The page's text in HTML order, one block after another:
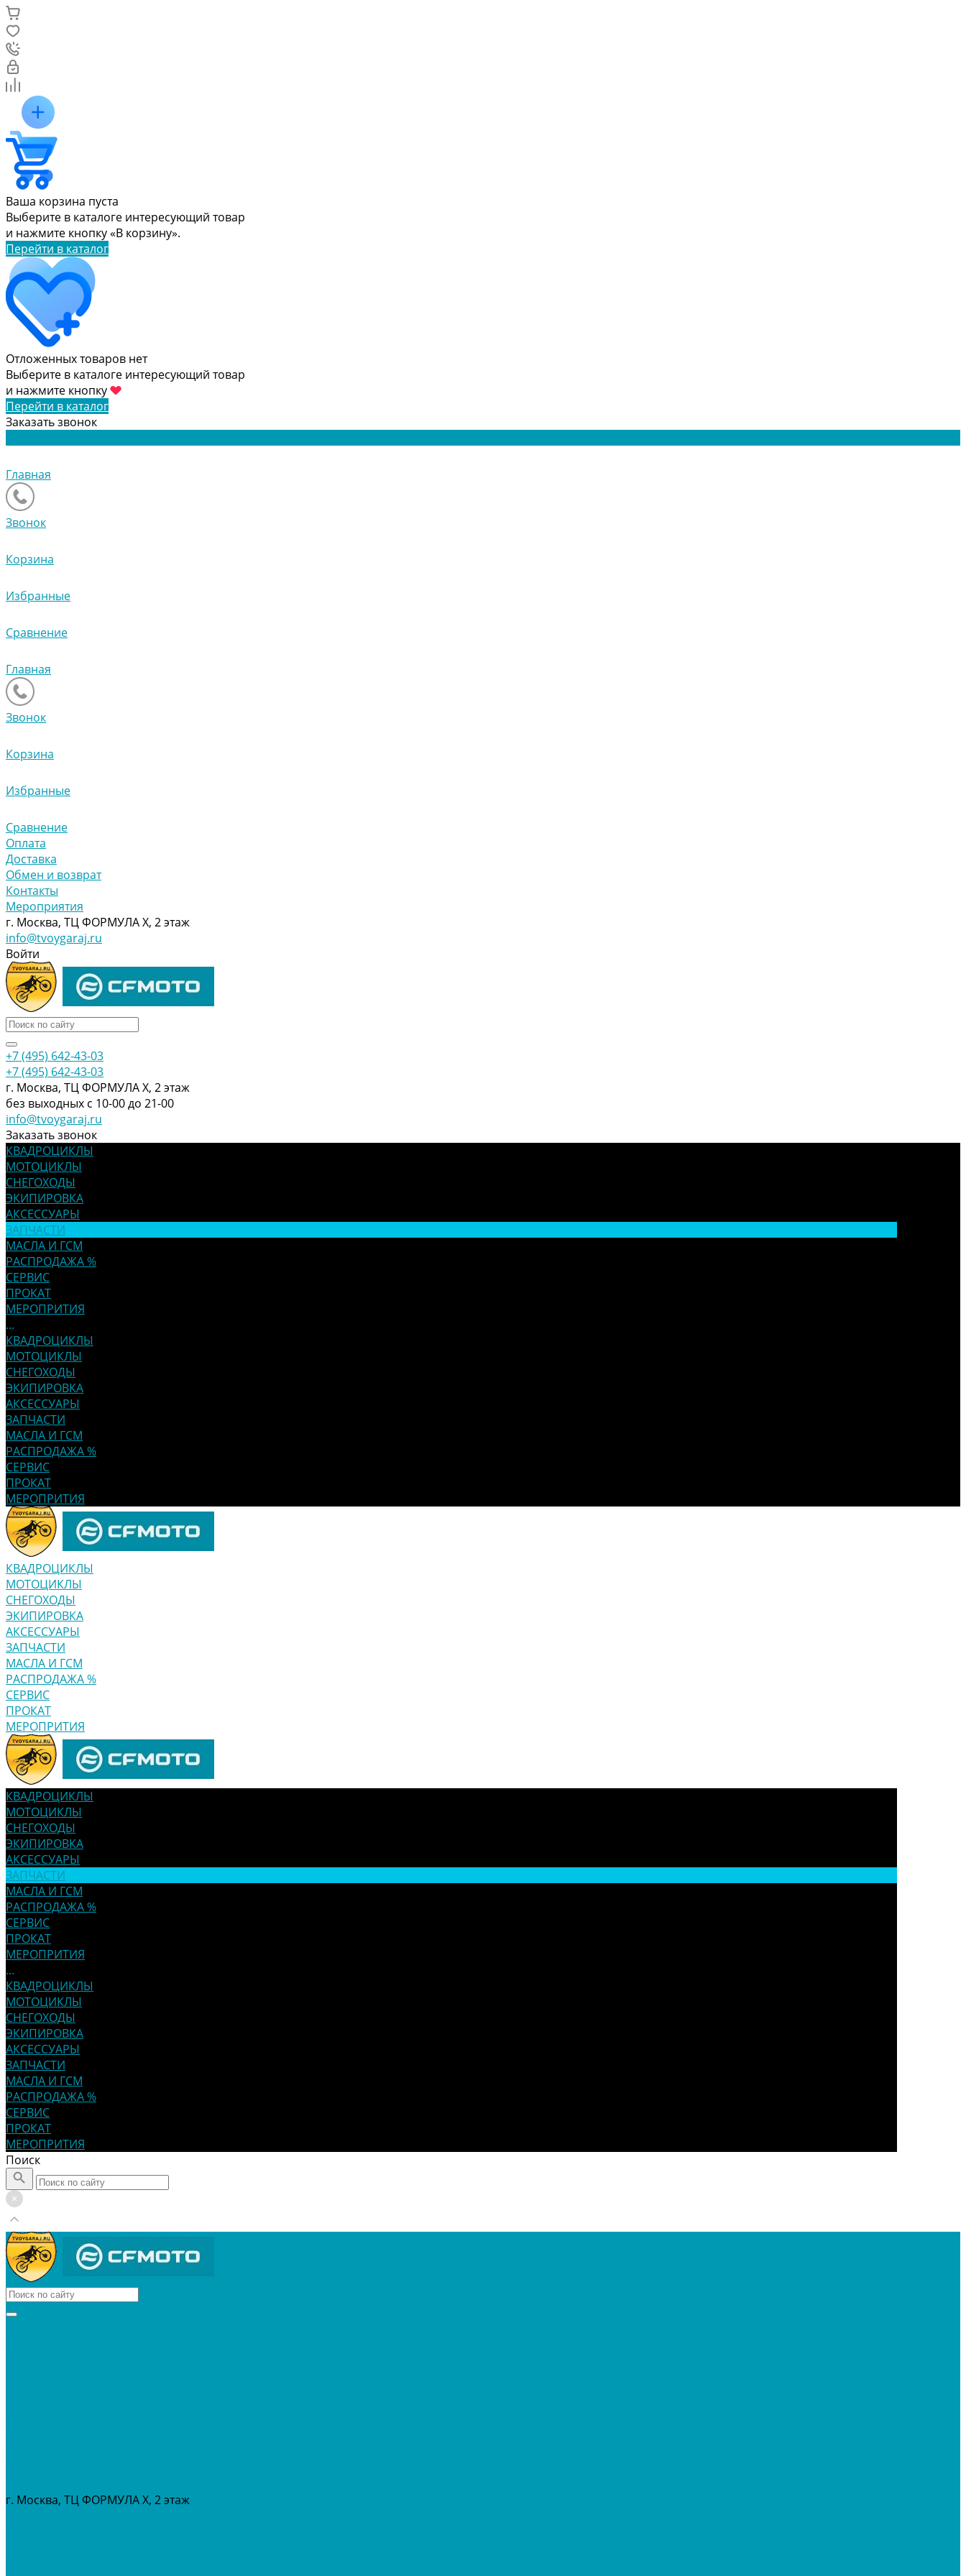
Ваша корзина пуста
Выберите в каталоге интересующий товар
и нажмите кнопку «В корзину».
Перейти в каталог
Отложенных товаров нет
Выберите в каталоге интересующий товар
и нажмите кнопку
Перейти в каталог
Заказать звонок
Главная
Звонок
Корзина
Избранные
Сравнение
Главная
Звонок
Корзина
Избранные
Сравнение
Оплата
Доставка
Обмен и возврат
Контакты
Мероприятия
г. Москва, ТЦ ФОРМУЛА Х, 2 этаж
info@tvoygaraj.ru
Войти
+7 (495) 642-43-03
+7 (495) 642-43-03
г. Москва, ТЦ ФОРМУЛА Х, 2 этаж
без выходных с 10-00 до 21-00
info@tvoygaraj.ru
Заказать звонок
КВАДРОЦИКЛЫ
МОТОЦИКЛЫ
СНЕГОХОДЫ
ЭКИПИРОВКА
АКСЕССУАРЫ
ЗАПЧАСТИ
МАСЛА И ГСМ
РАСПРОДАЖА %
СЕРВИС
ПРОКАТ
МЕРОПРИТИЯ
...
КВАДРОЦИКЛЫ
МОТОЦИКЛЫ
СНЕГОХОДЫ
ЭКИПИРОВКА
АКСЕССУАРЫ
ЗАПЧАСТИ
МАСЛА И ГСМ
РАСПРОДАЖА %
СЕРВИС
ПРОКАТ
МЕРОПРИТИЯ
КВАДРОЦИКЛЫ
МОТОЦИКЛЫ
СНЕГОХОДЫ
ЭКИПИРОВКА
АКСЕССУАРЫ
ЗАПЧАСТИ
МАСЛА И ГСМ
РАСПРОДАЖА %
СЕРВИС
ПРОКАТ
МЕРОПРИТИЯ
КВАДРОЦИКЛЫ
МОТОЦИКЛЫ
СНЕГОХОДЫ
ЭКИПИРОВКА
АКСЕССУАРЫ
ЗАПЧАСТИ
МАСЛА И ГСМ
РАСПРОДАЖА %
СЕРВИС
ПРОКАТ
МЕРОПРИТИЯ
...
КВАДРОЦИКЛЫ
МОТОЦИКЛЫ
СНЕГОХОДЫ
ЭКИПИРОВКА
АКСЕССУАРЫ
ЗАПЧАСТИ
МАСЛА И ГСМ
РАСПРОДАЖА %
СЕРВИС
ПРОКАТ
МЕРОПРИТИЯ
Поиск
г. Москва, ТЦ ФОРМУЛА Х, 2 этаж